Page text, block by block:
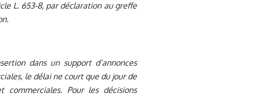
L. 653-8, par déclaration au greffe
dans un support d’annonces
le délai ne court que du jour de
Pour les décisions